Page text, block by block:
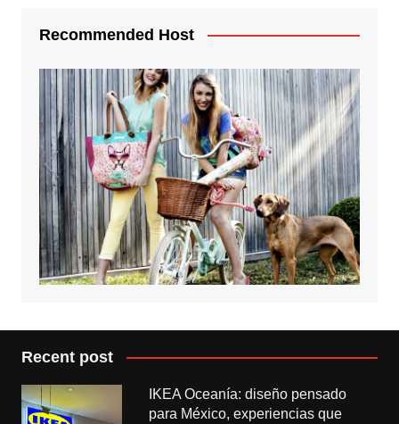
Recommended Host
Recent post
IKEA Oceanía: diseño pensado
para México, experiencias que